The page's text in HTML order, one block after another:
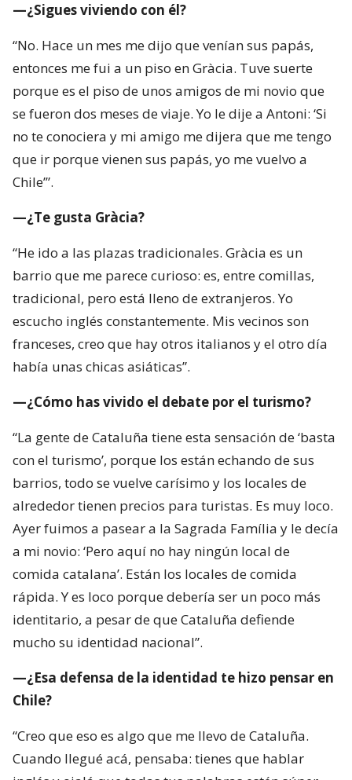
—¿Sigues viviendo con él?
“No. Hace un mes me dijo que venían sus papás,
entonces me fui a un piso en Gràcia. Tuve suerte
porque es el piso de unos amigos de mi novio que
se fueron dos meses de viaje. Yo le dije a Antoni: ‘Si
no te conociera y mi amigo me dijera que me tengo
que ir porque vienen sus papás, yo me vuelvo a
Chile’”.
—¿Te gusta Gràcia?
“He ido a las plazas tradicionales. Gràcia es un
barrio que me parece curioso: es, entre comillas,
tradicional, pero está lleno de extranjeros. Yo
escucho inglés constantemente. Mis vecinos son
franceses, creo que hay otros italianos y el otro día
había unas chicas asiáticas”.
—¿Cómo has vivido el debate por el turismo?
“La gente de Cataluña tiene esta sensación de ‘basta
con el turismo’, porque los están echando de sus
barrios, todo se vuelve carísimo y los locales de
alrededor tienen precios para turistas. Es muy loco.
Ayer fuimos a pasear a la Sagrada Família y le decía
a mi novio: ‘Pero aquí no hay ningún local de
comida catalana’. Están los locales de comida
rápida. Y es loco porque debería ser un poco más
identitario, a pesar de que Cataluña defiende
mucho su identidad nacional”.
—¿Esa defensa de la identidad te hizo pensar en
Chile?
“Creo que eso es algo que me llevo de Cataluña.
Cuando llegué acá, pensaba: tienes que hablar